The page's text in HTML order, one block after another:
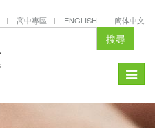
高中專區 ENGLISH 簡体中文
搜尋
Toggle